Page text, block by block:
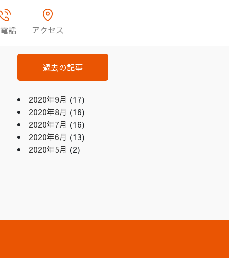
話 アクセス
過去の記事
2020年9月 (17)
2020年8月 (16)
2020年7月 (16)
2020年6月 (13)
2020年5月 (2)